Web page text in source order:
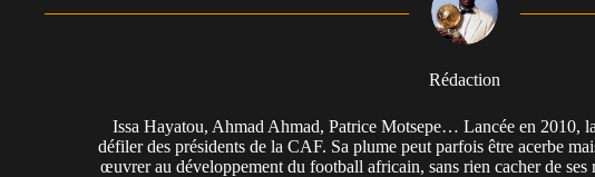
Rédaction
Issa Hayatou, Ahmad Ahmad, Patrice Motsepe… Lancée en 2010,
défiler des présidents de la CAF. Sa plume peut parfois être acerbe
œuvrer au développement du football africain, sans rien cacher de ses